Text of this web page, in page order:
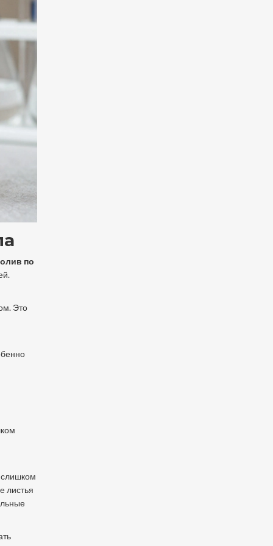
по
Это
листья